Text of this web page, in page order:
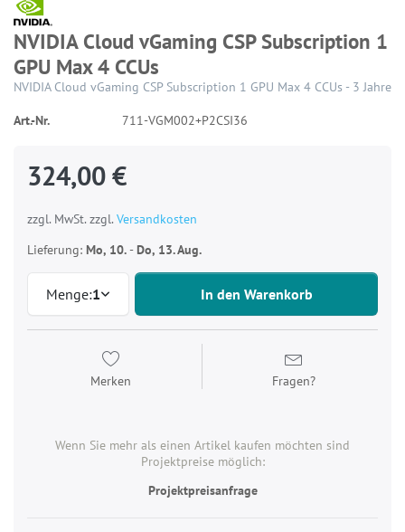
NVIDIA Cloud vGaming CSP Subscription 1
GPU Max 4 CCUs
NVIDIA Cloud vGaming CSP Subscription 1 GPU Max 4 CCUs - 3 Jahre
Art.-Nr. 711-VGM002+P2CSI36
324,00 €
zzgl. MwSt. zzgl. Versandkosten
Lieferung: Mo, 10.-Do, 13. Aug.
Menge:1 In den Warenkorb
Merken Fragen?
Wenn Sie mehr als einen Artikel kaufen möchten sind
Projektpreise möglich:
Projektpreisanfrage